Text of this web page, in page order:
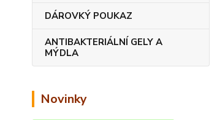
DÁROVKÝ POUKAZ
ANTIBAKTERIÁLNÍ GELY A
MÝDLA
Novinky